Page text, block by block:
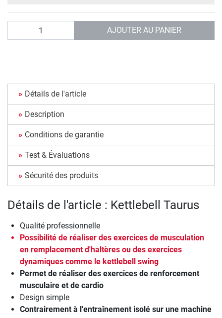
AJOUTER AU PANIER
Détails de l'article
Description
Conditions de garantie
Test & Évaluations
Sécurité des produits
Détails de l'article : Kettlebell Taurus
Qualité professionnelle
Possibilité de réaliser des exercices de musculation
en remplacement d'haltères ou des exercices
dynamiques comme le kettlebell swing
Permet de réaliser des exercices de renforcement
musculaire et de cardio
Design simple
Contrairement à l'entraînement isolé sur une machine